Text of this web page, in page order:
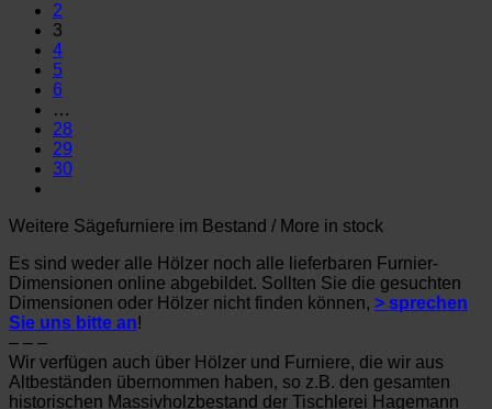
2
3
4
5
6
…
28
29
30
Weitere Sägefurniere im Bestand / More in stock
Es sind weder alle Hölzer noch alle lieferbaren Furnier-
Dimensionen online abgebildet. Sollten Sie die gesuchten
Dimensionen oder Hölzer nicht finden können, > sprechen
Sie uns bitte an!
– – –
Wir verfügen auch über Hölzer und Furniere, die wir aus
Altbeständen übernommen haben, so z.B. den gesamten
historischen Massivholzbestand der Tischlerei Hagemann